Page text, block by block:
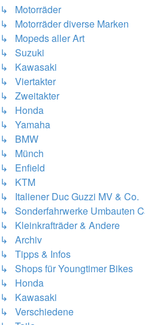
↳ Motorräder
↳ Motorräder diverse Marken
↳ Mopeds aller Art
↳ Suzuki
↳ Kawasaki
↳ Viertakter
↳ Zweitakter
↳ Honda
↳ Yamaha
↳ BMW
↳ Münch
↳ Enfield
↳ KTM
↳ Italiener Duc Guzzi MV & Co.
↳ Sonderfahrwerke Umbauten
↳ Kleinkrafträder & Andere
↳ Archiv
↳ Tipps & Infos
↳ Shops für Youngtimer Bikes
↳ Honda
↳ Kawasaki
↳ Verschiedene